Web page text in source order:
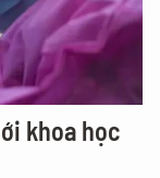
khoa học